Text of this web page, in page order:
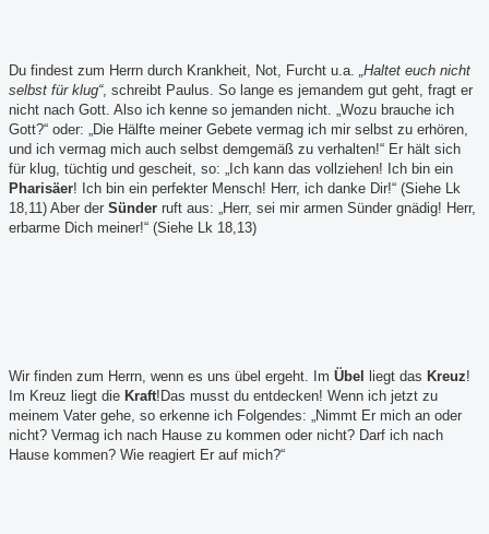
Du findest zum Herrn durch Krankheit, Not, Furcht u.a.
„Haltet euch nicht
selbst für klug“, schreibt Paulus. So lange es jemandem gut geht, fragt er
nicht nach Gott. Also ich kenne so jemanden nicht. „Wozu brauche ich
Gott?“ oder: „Die Hälfte meiner Gebete vermag ich mir selbst zu erhören,
und ich vermag mich auch selbst demgemäß zu verhalten!“ Er hält sich
für klug, tüchtig und gescheit, so: „Ich kann das vollziehen! Ich bin ein
Pharisäer! Ich bin ein perfekter Mensch! Herr, ich danke Dir!“ (Siehe Lk
18,11) Aber der Sünder ruft aus: „Herr, sei mir armen Sünder gnädig! Herr,
erbarme Dich meiner!“ (Siehe Lk 18,13)
Wir finden zum Herrn, wenn es uns übel ergeht. Im Übel liegt das Kreuz!
Im Kreuz liegt die Kraft!Das musst du entdecken! Wenn ich jetzt zu
meinem Vater gehe, so erkenne ich Folgendes: „Nimmt Er mich an oder
nicht? Vermag ich nach Hause zu kommen oder nicht? Darf ich nach
Hause kommen? Wie reagiert Er auf mich?“